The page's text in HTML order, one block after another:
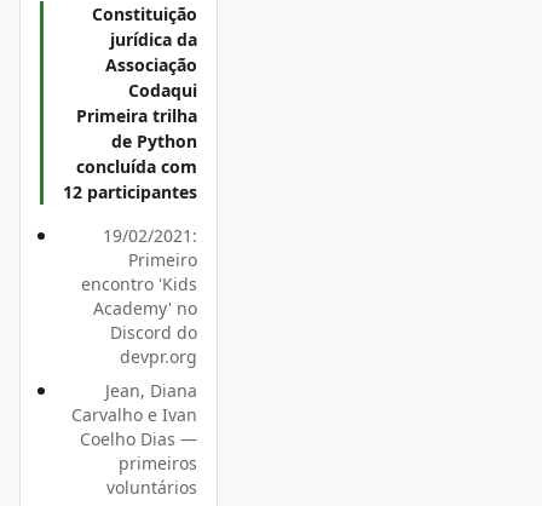
Constituição
jurídica da
Associação
Codaqui
Primeira trilha
de Python
concluída com
12 participantes
19/02/2021:
Primeiro
encontro 'Kids
Academy' no
Discord do
devpr.org
Jean, Diana
Carvalho e Ivan
Coelho Dias —
primeiros
voluntários